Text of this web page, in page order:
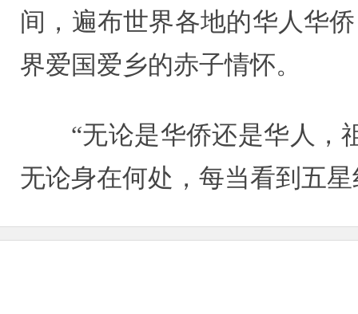
间，遍布世界各地的华人华
界爱国爱乡的赤子情怀。
“无论是华侨还是华人，
无论身在何处，每当看到五